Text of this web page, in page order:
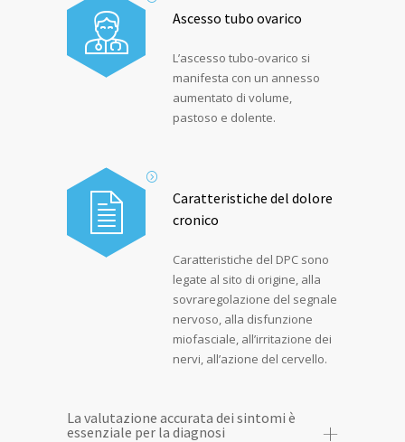
Ascesso tubo ovarico
L’ascesso tubo-ovarico si
manifesta con un annesso
aumentato di volume,
pastoso e dolente.
Caratteristiche del dolore
cronico
Caratteristiche del DPC sono
legate al sito di origine, alla
sovraregolazione del segnale
nervoso, alla disfunzione
miofasciale, all’irritazione dei
nervi, all’azione del cervello.
La valutazione accurata dei sintomi è
essenziale per la diagnosi